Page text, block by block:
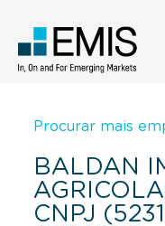
Procurar mais
BALDAN
CNPJ